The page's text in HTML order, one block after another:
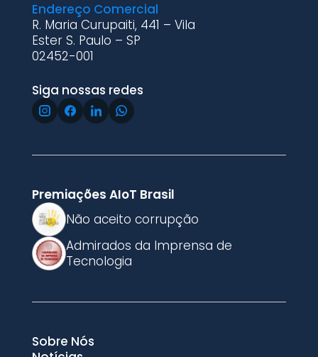
Endereço Comercial
R. Maria Curupaiti, 441 – Vila
Ester S. Paulo – SP
02452-001
Siga nossas redes
Premiações AIoT Brasil
Não aceito corrupção
Admirados da Imprensa de
Tecnologia
Sobre Nós